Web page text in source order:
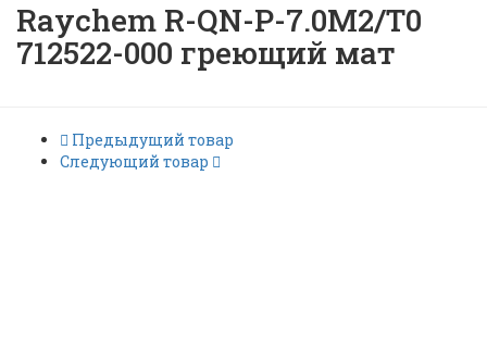
Raychem R-QN-P-7.0M2/T0
712522-000 греющий мат
Предыдущий товар
Следующий товар